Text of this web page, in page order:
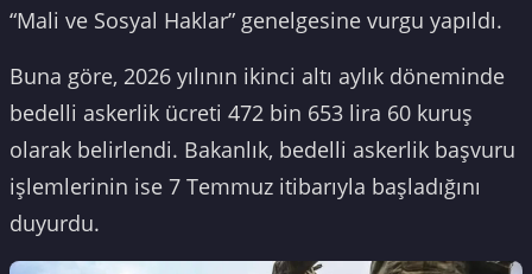
“Mali ve Sosyal Haklar” genelgesine vurgu yapıldı.
Buna göre, 2026 yılının ikinci altı aylık döneminde
bedelli askerlik ücreti 472 bin 653 lira 60 kuruş
olarak belirlendi. Bakanlık, bedelli askerlik başvuru
işlemlerinin ise 7 Temmuz itibarıyla başladığını
duyurdu.